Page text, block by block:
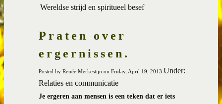
Wereldse strijd en spiritueel besef
Praten over
ergernissen.
Posted by Renée Merkestijn on Friday, April 19, 2013 Under:
Relaties en communicatie
Je ergeren aan mensen is een teken dat er iets